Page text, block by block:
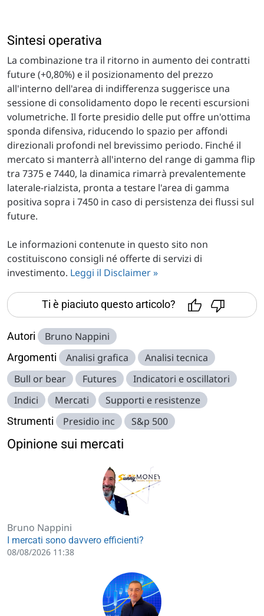
Sintesi operativa
La combinazione tra il ritorno in aumento dei contratti
future (+0,80%) e il posizionamento del prezzo
all'interno dell'area di indifferenza suggerisce una
sessione di consolidamento dopo le recenti escursioni
volumetriche. Il forte presidio delle put offre un'ottima
sponda difensiva, riducendo lo spazio per affondi
direzionali profondi nel brevissimo periodo. Finché il
mercato si manterrà all'interno del range di gamma flip
tra 7375 e 7440, la dinamica rimarrà prevalentemente
laterale-rialzista, pronta a testare l'area di gamma
positiva sopra i 7450 in caso di persistenza dei flussi sul
future.
Le informazioni contenute in questo sito non
costituiscono consigli né offerte di servizi di
investimento. Leggi il Disclaimer »
Ti è piaciuto questo articolo?
Autori Bruno Nappini
Argomenti Analisi grafica
Analisi tecnica
Bull or bear
Futures
Indicatori e oscillatori
Indici
Mercati Supporti e resistenze
Strumenti Presidio inc S&p 500
Opinione sui mercati
Bruno Nappini
I mercati sono davvero efficienti?
08/08/2026 11:38